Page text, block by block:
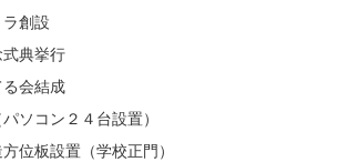
創設
典挙行
会結成
コン２４台設置）
板設置（学校正門）